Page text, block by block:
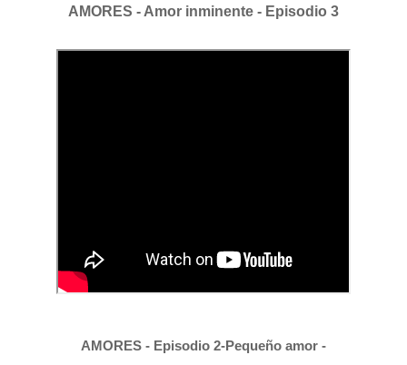
AMORES - Amor inminente - Episodio 3
AMORES - Episodio 2-Pequeño amor -